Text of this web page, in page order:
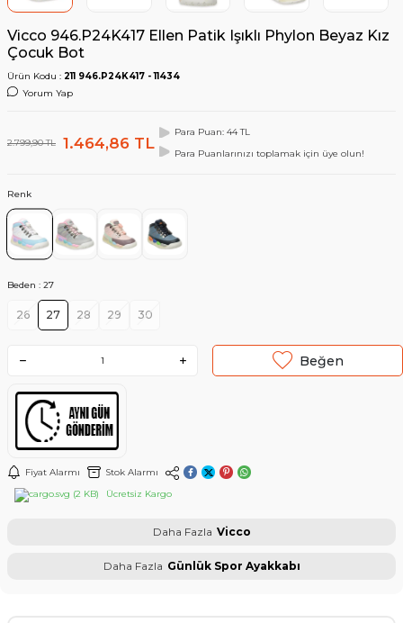
Vicco 946.P24K417 Ellen Patik Işıklı Phylon Beyaz Kız
Çocuk Bot
Ürün Kodu : 211 946.P24K417 - 11434
Yorum Yap
2.799,90TL 1.464,86 TL
Para Puan: 44 TL
Para Puanlarınızı toplamak için üye olun!
Renk
Beden : 27
26 27 28 29 30
Beğen
Fiyat Alarmı
Stok Alarmı
Ücretsiz Kargo
Daha Fazla Vicco
Daha Fazla Günlük Spor Ayakkabı